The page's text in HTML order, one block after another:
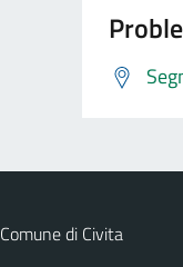
Comune di Civita